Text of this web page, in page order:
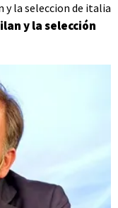
y la selección